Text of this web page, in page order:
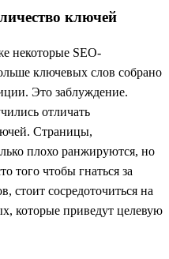
ключей
некоторые SEO-
ключевых слов собрано
Это заблуждение.
отличать
Страницы,
плохо ранжируются, но
того чтобы гнаться за
стоит сосредоточиться на
которые приведут целевую